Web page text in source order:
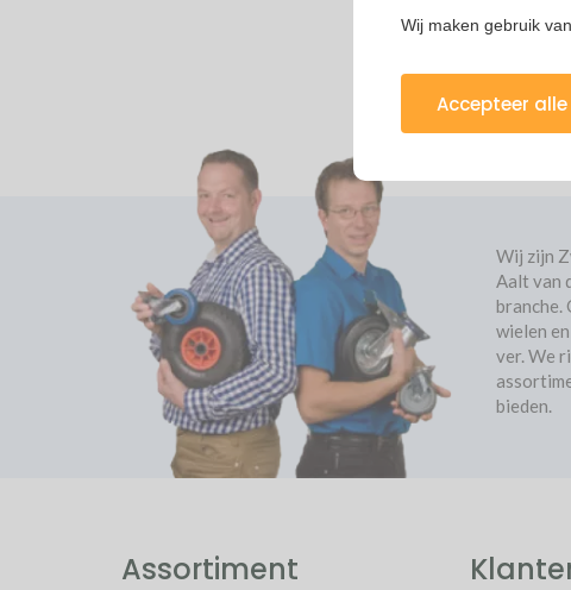
Wij zijn
Aalt van
branche.
wielen
ver. We
bieden.
Assortiment
Wij maken gebruik
Accepteer